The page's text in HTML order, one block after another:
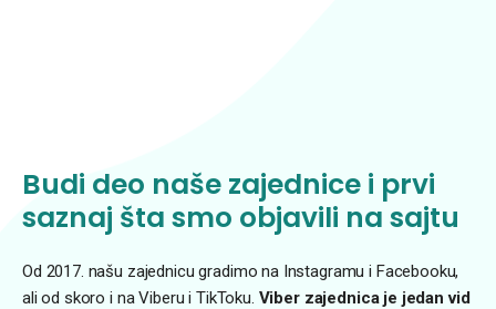
Budi deo naše zajednice i prvi
saznaj šta smo objavili na sajtu
Od 2017. našu zajednicu gradimo na Instagramu i Facebooku,
ali od skoro i na Viberu i TikToku. Viber zajednica je jedan vid